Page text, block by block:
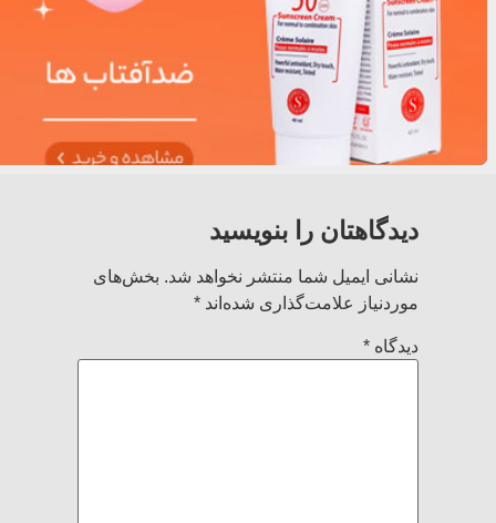
دیدگاهتان را بنویسید
نشانی ایمیل شما منتشر نخواهد شد. بخش‌های
موردنیاز علامت‌گذاری شده‌اند *
دیدگاه*